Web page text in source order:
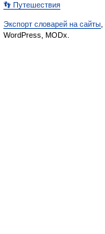
👣 Путешествия
Экспорт словарей на сайты
WordPress, MODx.